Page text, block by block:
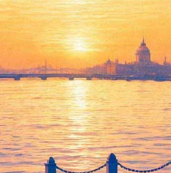
музыкой, готовы выразить в звуках
о похоронном деле, которыйлегализует
кладбищах. С большим удовольствием